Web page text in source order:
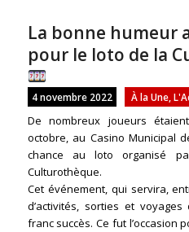
La bonne humeur
pour le loto de la
4 novembre 2022 À la Une,
De nombreux joueurs
octobre, au Casino Municipal
chance au loto organisé
Culturothèque.
Cet événement, qui servira,
d’activités, sorties et
franc succès. Ce fut l’occasion